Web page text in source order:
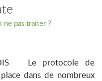
pas traiter ?
Le protocole de
dans de nombreux